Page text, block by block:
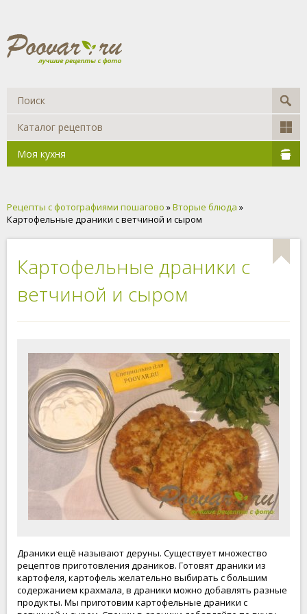
Каталог рецептов
Моя кухня
Рецепты с фотографиями пошагово »Вторые блюда »
Картофельные драники с ветчиной и сыром
Картофельные драники с
ветчиной и сыром
Драники ещё называют деруны. Существует множество
рецептов приготовления драников. Готовят драники из
картофеля, картофель желательно выбирать с большим
содержанием крахмала, в драники можно добавлять разные
продукты. Мы приготовим картофельные драники с